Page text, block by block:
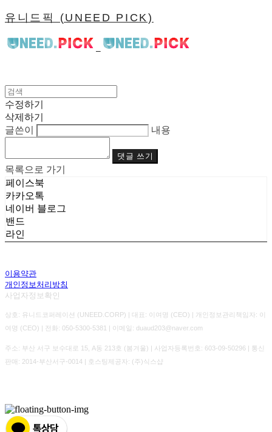
유니드픽 (UNEED PICK)
수정하기
삭제하기
글쓴이
내용
댓글 쓰기
목록으로 가기
페이스북
카카오톡
네이버 블로그
밴드
라인
이용약관
개인정보처리방침
사업자정보확인
상호: 유니드코퍼레이션 (UNEED.CORP) | 대표: 이여명 (CEO) | 개인정보관리책임자: 이
여명 (CEO) | 전화: 050-5300-5381 | 이메일: duaud203@naver.com
주소: 부산 서구 보수대로 15, A동 213호 (봄겨울) | 사업자등록번호: 603-09-50296 | 통신
판매: 2014-부산서구-0014 | 호스팅제공자: (주)식스샵